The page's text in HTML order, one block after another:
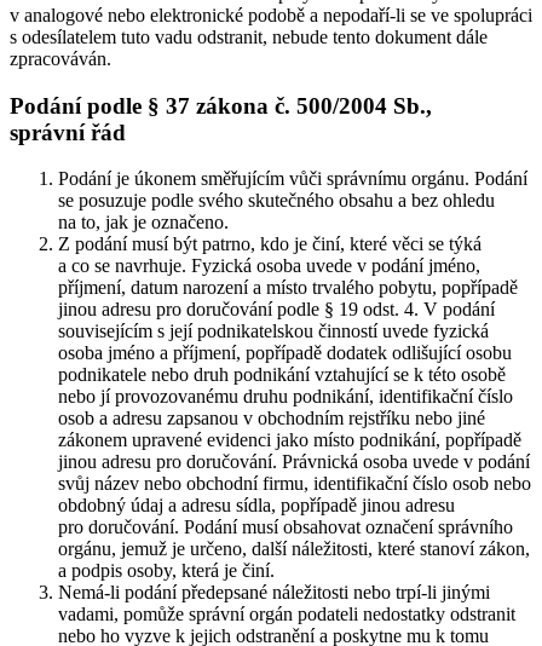
v analogové nebo elektronické podobě a nepodaří-li se ve spolupráci
s odesílatelem tuto vadu odstranit, nebude tento dokument dále
zpracováván.
Podání podle § 37 zákona č. 500/2004 Sb.,
správní řád
Podání je úkonem směřujícím vůči správnímu orgánu. Podání
se posuzuje podle svého skutečného obsahu a bez ohledu
na to, jak je označeno.
Z podání musí být patrno, kdo je činí, které věci se týká
a co se navrhuje. Fyzická osoba uvede v podání jméno,
příjmení, datum narození a místo trvalého pobytu, popřípadě
jinou adresu pro doručování podle § 19 odst. 4. V podání
souvisejícím s její podnikatelskou činností uvede fyzická
osoba jméno a příjmení, popřípadě dodatek odlišující osobu
podnikatele nebo druh podnikání vztahující se k této osobě
nebo jí provozovanému druhu podnikání, identifikační číslo
osob a adresu zapsanou v obchodním rejstříku nebo jiné
zákonem upravené evidenci jako místo podnikání, popřípadě
jinou adresu pro doručování. Právnická osoba uvede v podání
svůj název nebo obchodní firmu, identifikační číslo osob nebo
obdobný údaj a adresu sídla, popřípadě jinou adresu
pro doručování. Podání musí obsahovat označení správního
orgánu, jemuž je určeno, další náležitosti, které stanoví zákon,
a podpis osoby, která je činí.
Nemá-li podání předepsané náležitosti nebo trpí-li jinými
vadami, pomůže správní orgán podateli nedostatky odstranit
nebo ho vyzve k jejich odstranění a poskytne mu k tomu